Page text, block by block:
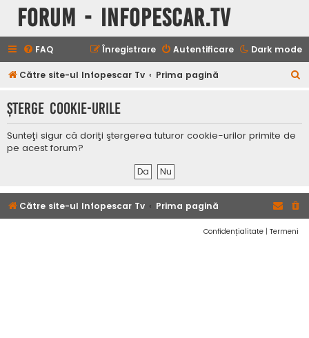
Forum - InfoPescar.Tv
Dark mode
FAQ Autentificare
Înregistrare
Către site-ul Infopescar Tv Prima pagină
t
Şterge cookie-urile
Sunteţi sigur că doriţi ştergerea tuturor cookie-urilor primite de
pe acest forum?
Către site-ul Infopescar Tv Prima pagină
Confidențialitate | Termeni